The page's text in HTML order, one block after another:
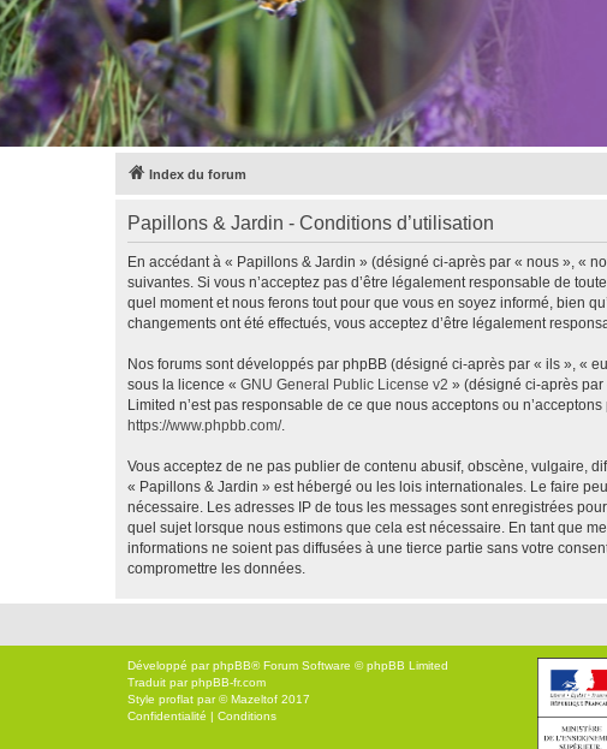
Index du forum
Papillons & Jardin - Conditions d’utilisation
En accédant à « Papillons & Jardin » (désigné ci-après par « nous », «
suivantes. Si vous n’acceptez pas d’être légalement responsable de
quel moment et nous ferons tout pour que vous en soyez informé, bien
changements ont été effectués, vous acceptez d’être légalement
Nos forums sont développés par phpBB (désigné ci-après par « ils », «
sous la licence « GNU General Public License v2 » (désigné ci-après
Limited n’est pas responsable de ce que nous acceptons ou
https://www.phpbb.com/.
Vous acceptez de ne pas publier de contenu abusif, obscène, vulgaire,
« Papillons & Jardin » est hébergé ou les lois internationales. Le faire
nécessaire. Les adresses IP de tous les messages sont enregistrées
quel sujet lorsque nous estimons que cela est nécessaire. En tant que
informations ne soient pas diffusées à une tierce partie sans votre
compromettre les données.
Développé parphpBB® Forum Software © phpBB Limited
Traduit parphpBB-fr.com
Style proflat par ©Mazeltof 2017
Confidentialité | Conditions